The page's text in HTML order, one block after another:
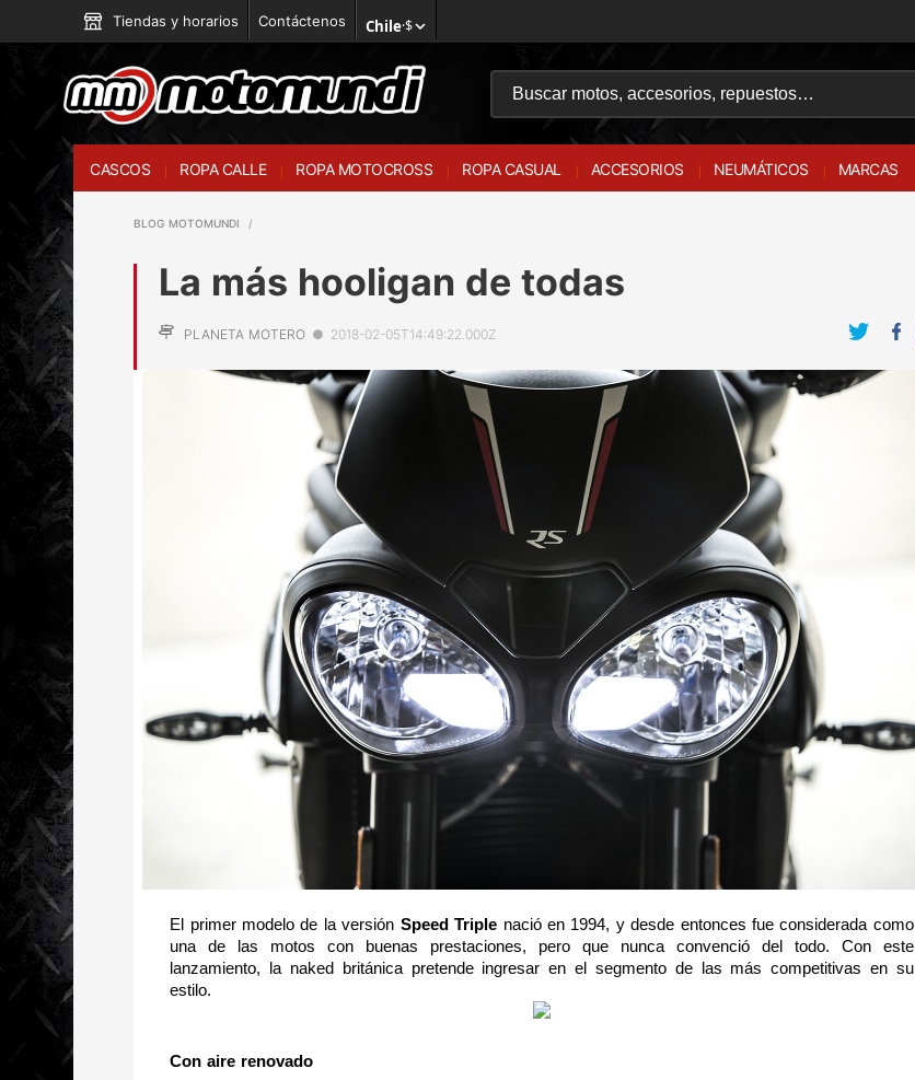
Tiendas y horarios Contáctenos Chile·$
CASCOS ROPA CALLE ROPA MOTOCROSS ROPA CASUAL ACCESORIOS NEUMÁTICOS MARCAS
BLOG MOTOMUNDI
La más hooligan de todas
PLANETA MOTERO ● 2018-02-05T14:49:22.000Z
El primer modelo de la versión Speed Triple nació en 1994, y desde entonces fue considerada como
una de las motos con buenas prestaciones, pero que nunca convenció del todo. Con este
lanzamiento, la naked británica pretende ingresar en el segmento de las más competitivas en su
estilo.
Con aire renovado